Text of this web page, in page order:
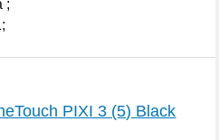
;
PIXI 3 (5) Black